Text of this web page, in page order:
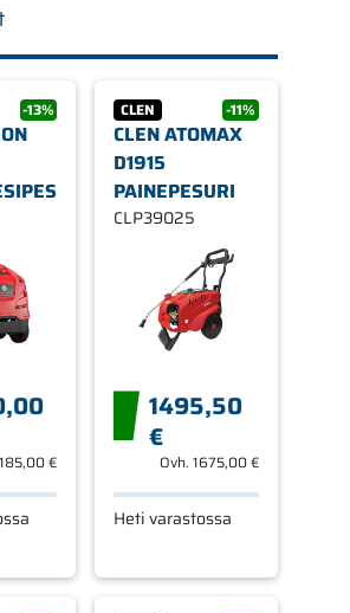
-13%
€
CLEN -11%
CLEN ATOMAX
D1915
PAINEPESURI
CLP39025
1495,50
€
Ovh.1675,00 €
Heti varastossa